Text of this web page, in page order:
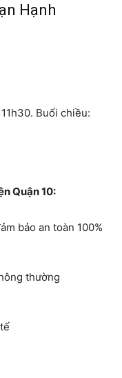
Hạnh
Buổi chiều:
Quận 10:
bảo an toàn 100%
thường